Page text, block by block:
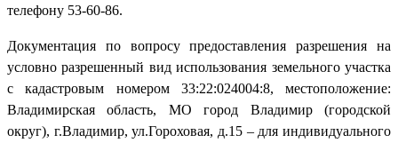
телефону 53-60-86.
Документация по вопросу предоставления разрешения на
условно разрешенный вид использования земельного участка
с кадастровым номером 33:22:024004:8, местоположение:
Владимирская область, МО город Владимир (городской
округ), г.Владимир, ул.Гороховая, д.15 – для индивидуального